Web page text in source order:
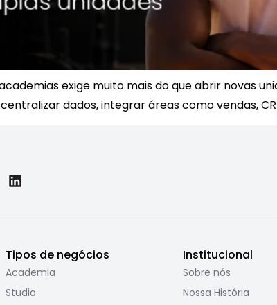
exige muito mais do que abrir novas
dados, integrar áreas como vendas,
Tipos de negócios
Academia
Studio
Institucional
Sobre nós
Nossa História